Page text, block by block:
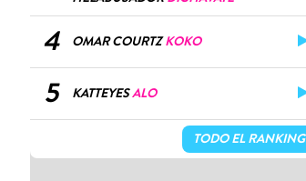
4 OMAR COURTZKOKO
5 KATTEYESALO
TODO EL RANKING